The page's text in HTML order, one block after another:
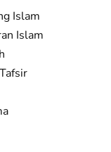
Islam
Islam